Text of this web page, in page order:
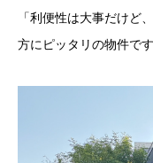
「利便性は大事だけど
方にピッタリの物件です